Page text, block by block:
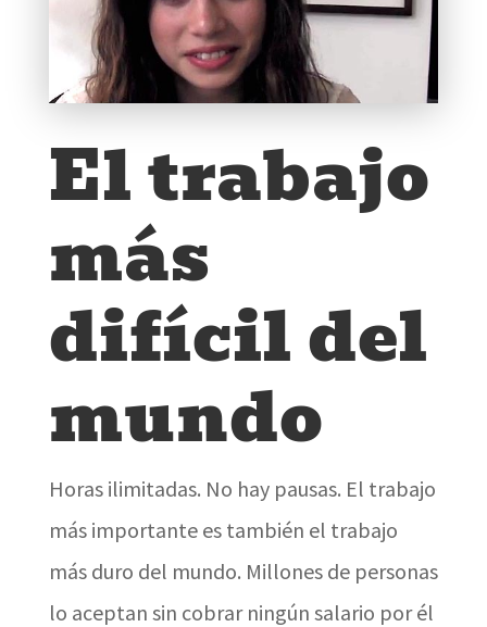
El trabajo
más
difícil del
mundo
Horas ilimitadas. No hay pausas. El trabajo
más importante es también el trabajo
más duro del mundo. Millones de personas
lo aceptan sin cobrar ningún salario por él